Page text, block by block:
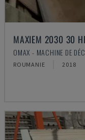
MAXIEM 2030 30
OMAX - MACHINE DE
ROUMANIE 2018